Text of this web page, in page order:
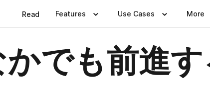
Read Features Use Cases More
でも前進